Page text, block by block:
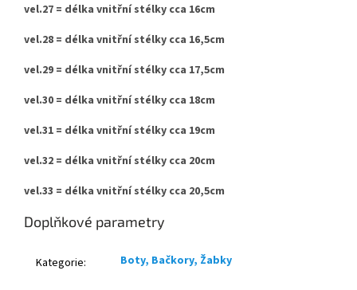
vel.27 = délka vnitřní stélky cca 16cm
vel.28 = délka vnitřní stélky cca 16,5cm
vel.29 = délka vnitřní stélky cca 17,5cm
vel.30 = délka vnitřní stélky cca 18cm
vel.31 = délka vnitřní stélky cca 19cm
vel.32 = délka vnitřní stélky cca 20cm
vel.33 = délka vnitřní stélky cca 20,5cm
Doplňkové parametry
Kategorie: Boty, Bačkory, Žabky